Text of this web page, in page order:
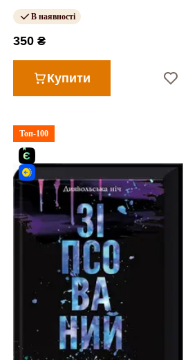
В наявності
350 ₴
Купити
Топ-100